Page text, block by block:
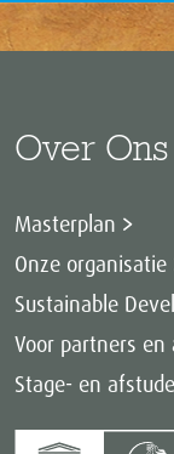
Over Ons
Masterplan
Onze organisatie
Sustainable
Voor partners en
Stage- en